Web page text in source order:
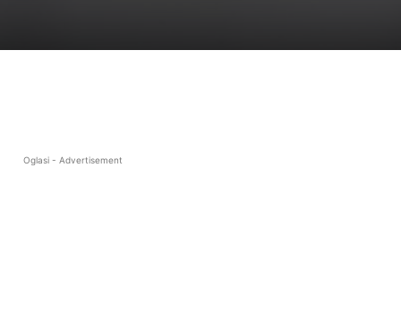
Oglasi - Advertisement